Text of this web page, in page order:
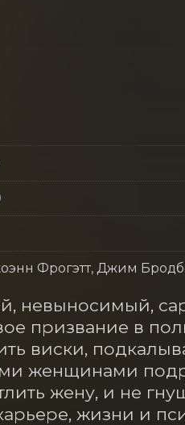
Фрогэтт, Джим
невыносимый,
призвание в
виски,
женщинами
жену, и не
жизни и